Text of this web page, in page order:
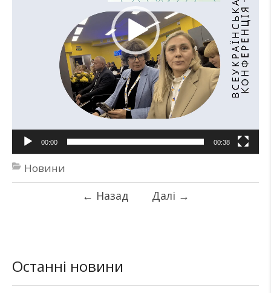
00:00 00:38
Новини
← Назад Далі →
Останні новини